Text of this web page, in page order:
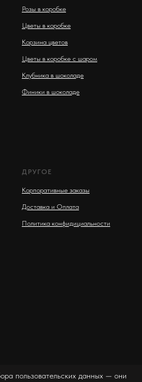
Розы в коробке
Цветы в коробке
Корзина цветов
Цветы в коробке с шаром
Клубника в шоколаде
Финики в шоколаде
ДРУГОЕ
Корпоративные заказы
Доставка и Оплата
Политика конфидициальности
пользовательских данных — они